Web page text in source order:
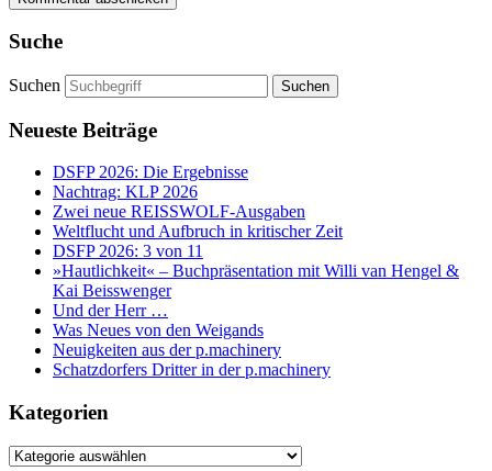
Suche
Suchen
Neueste Beiträge
DSFP 2026: Die Ergebnisse
Nachtrag: KLP 2026
Zwei neue REISSWOLF-Ausgaben
Weltflucht und Aufbruch in kritischer Zeit
DSFP 2026: 3 von 11
»Hautlichkeit« – Buchpräsentation mit Willi van Hengel &
Kai Beisswenger
Und der Herr …
Was Neues von den Weigands
Neuigkeiten aus der p.machinery
Schatzdorfers Dritter in der p.machinery
Kategorien
Kategorien